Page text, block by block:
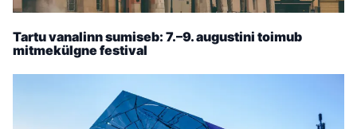
Tartu vanalinn sumiseb: 7.–9. augustini toimub
mitmekülgne festival